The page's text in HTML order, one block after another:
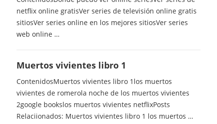
netflix online gratisVer series de televisión online gratis
sitiosVer series online en los mejores sitiosVer series
web online …
Muertos vivientes libro 1
ContenidosMuertos vivientes libro 1los muertos
vivientes de romerola noche de los muertos vivientes
2google bookslos muertos vivientes netflixPosts
Relaciionados: Muertos vivientes libro 1 los muertos …